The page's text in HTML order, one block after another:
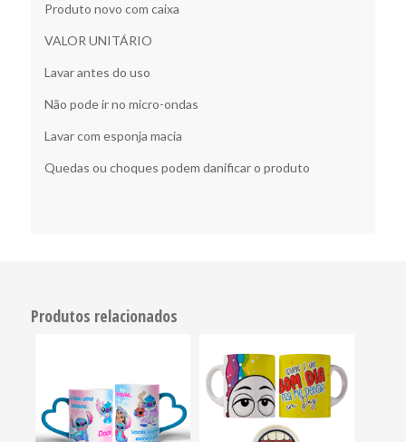
Produto novo com caixa
VALOR UNITÁRIO
Lavar antes do uso
Não pode ir no micro-ondas
Lavar com esponja macia
Quedas ou choques podem danificar o produto
Produtos relacionados